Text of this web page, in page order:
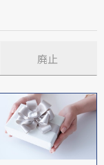
廃止